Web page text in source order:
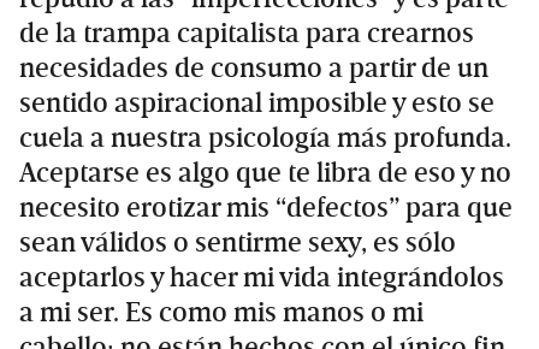
de la trampa capitalista para crearnos
necesidades de consumo a partir de un
sentido aspiracional imposible y esto se
cuela a nuestra psicología más profunda.
Aceptarse es algo que te libra de eso y no
necesito erotizar mis “defectos” para que
sean válidos o sentirme sexy, es sólo
aceptarlos y hacer mi vida integrándolos
a mi ser. Es como mis manos o mi